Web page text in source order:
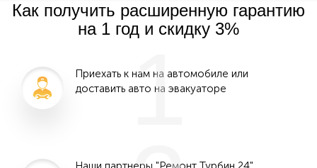
Как получить расширенную гарантию
на 1 год и скидку 3%
Приехать к нам на автомобиле или
доставить авто на эвакуаторе
1